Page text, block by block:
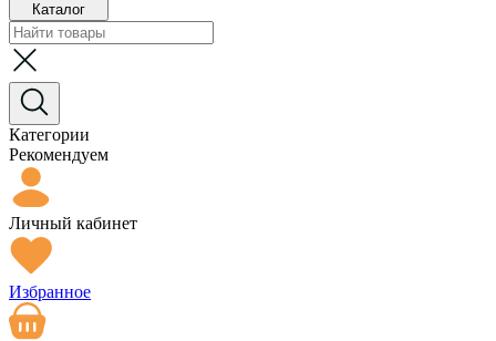
Каталог
Категории
Рекомендуем
Личный кабинет
Избранное